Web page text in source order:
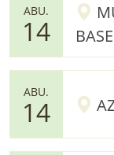
ABU.
14
ABU.
14